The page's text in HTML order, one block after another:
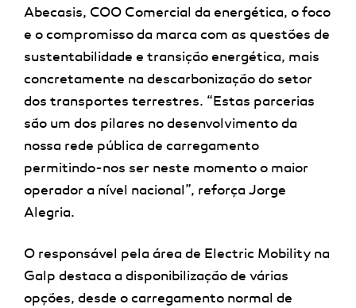
Abecasis, COO Comercial da energética, o foco
e o compromisso da marca com as questões de
sustentabilidade e transição energética, mais
concretamente na descarbonização do setor
dos transportes terrestres. “Estas parcerias
são um dos pilares no desenvolvimento da
nossa rede pública de carregamento
permitindo-nos ser neste momento o maior
operador a nível nacional”, reforça Jorge
Alegria.
O responsável pela área de Electric Mobility na
Galp destaca a disponibilização de várias
opções, desde o carregamento normal de